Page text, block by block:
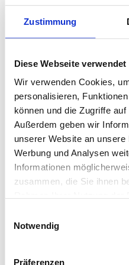
Zustimmung
Diese Webseite
Wir verwenden Cookies,
personalisieren,
können und die Zugriffe
Außerdem geben wir
unserer Website an
Werbung und Analysen
Informationen
zusammen, die Sie ihnen
Notwendig
Präferenzen
Kartenzahlung möglich
Endreinigung inklusive
Wäschepakete inklusive
Gäste-App mit digitalen
Obere Strandpromenade
Objekt-Nr.: 020511
Diese Unterkunft teilen: